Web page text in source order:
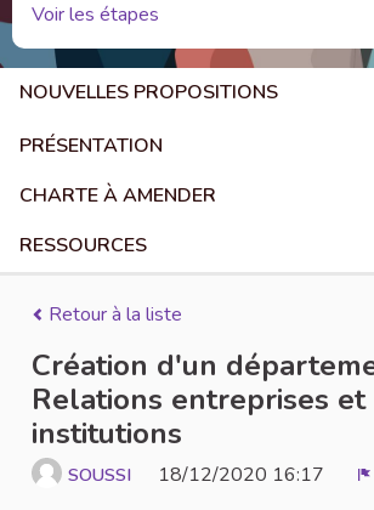
Voir les étapes
NOUVELLES PROPOSITIONS
PRÉSENTATION
CHARTE À AMENDER
RESSOURCES
Retour à la liste
Création d'un
Relations entreprises et
institutions
SOUSSI 18/12/2020 16:17